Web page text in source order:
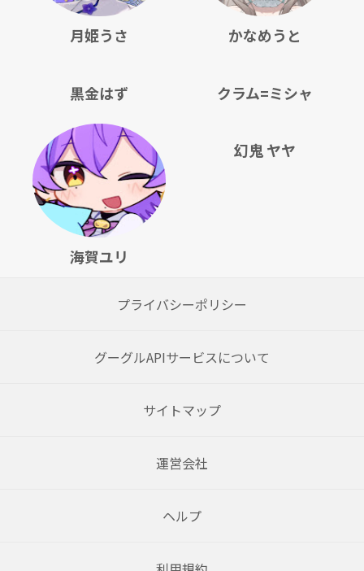
月姫うさ かなめうと
黒金はず クラム=ミシャ
海賀ユリ
幻鬼 ヤヤ
プライバシーポリシー
グーグルAPIサービスについて
サイトマップ
運営会社
ヘルプ